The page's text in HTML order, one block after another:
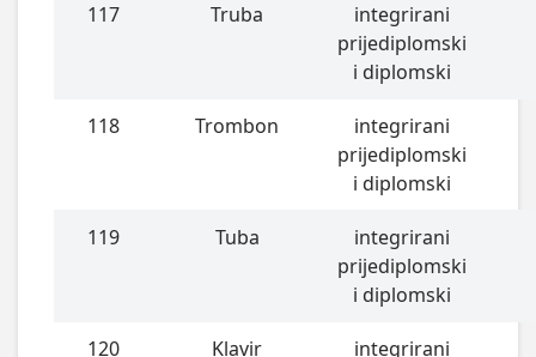
117 Truba
integrirani
prijediplomski
i diplomski
118 Trombon
integrirani
prijediplomski
i diplomski
119 Tuba
integrirani
prijediplomski
i diplomski
120 Klavir
integrirani